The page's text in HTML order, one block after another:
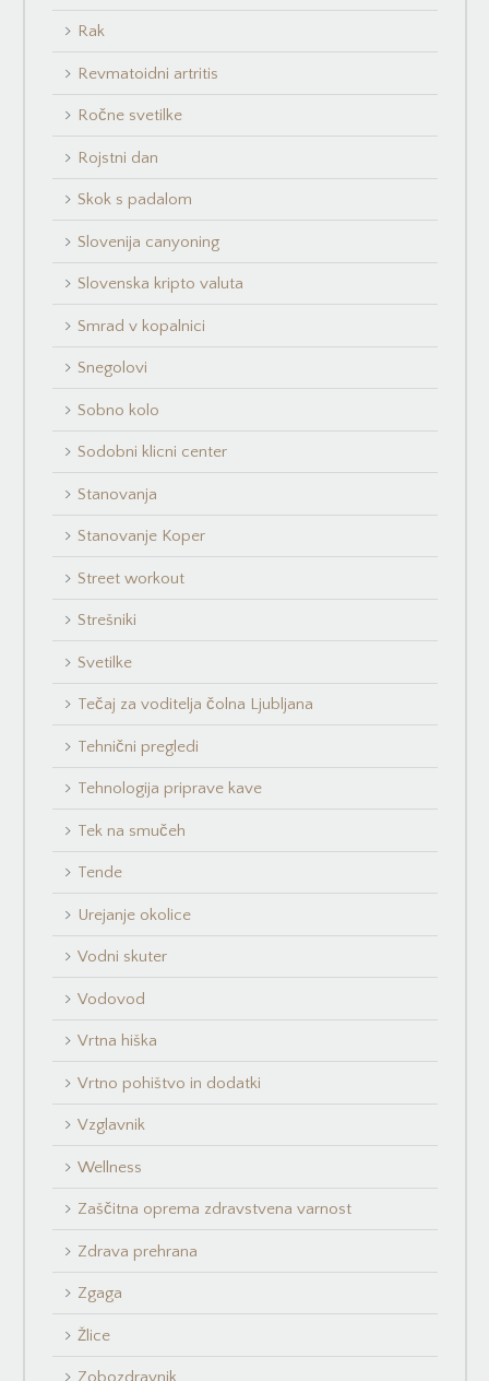
Rak
Revmatoidni artritis
Ročne svetilke
Rojstni dan
Skok s padalom
Slovenija canyoning
Slovenska kripto valuta
Smrad v kopalnici
Snegolovi
Sobno kolo
Sodobni klicni center
Stanovanja
Stanovanje Koper
Street workout
Strešniki
Svetilke
Tečaj za voditelja čolna Ljubljana
Tehnični pregledi
Tehnologija priprave kave
Tek na smučeh
Tende
Urejanje okolice
Vodni skuter
Vodovod
Vrtna hiška
Vrtno pohištvo in dodatki
Vzglavnik
Wellness
Zaščitna oprema zdravstvena varnost
Zdrava prehrana
Zgaga
Žlice
Zobozdravnik